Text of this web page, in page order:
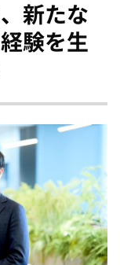
新たな
験を生